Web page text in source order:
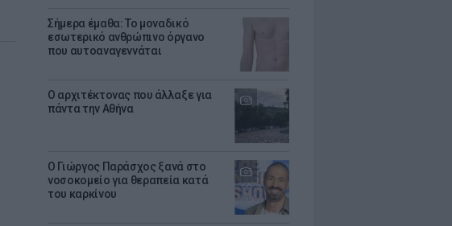
Σήμερα έμαθα: Το μοναδικό
εσωτερικό ανθρώπινο όργανο
που αυτοαναγεννάται
Ο αρχιτέκτονας που άλλαξε για
πάντα την Αθήνα
O Γιώργος Παράσχος ξανά στο
νοσοκομείο για θεραπεία κατά
του καρκίνου